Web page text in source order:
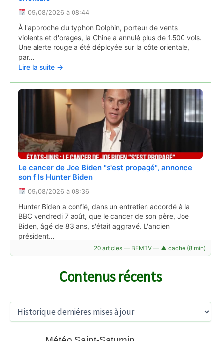
Pont-du-Château : l'incendie est toujours en cours,
et c'est normal expliquent les pompiers du Puy-de-
Dôme
07/08/2026 à 05:19
Deux jours après, l'incendie est toujours en cours dans
de Clermont-Ferrand. Les pompiers expliquent pourquoi
et demandent de ne plus les solliciter.
Lire la suite →
Mots fléchés, mots croisés, 7 différences...
l'agence d'attractivité de l'Allier lance son premier
cahier de jeux
06/08/2026 à 15:49
"Mes jeux bourbonnais", c'est le nom du cahier de jeux
vacances d'été 2026. Une manière de faire (re)découvrir
le territoire de manière ludique.
09/08/2026 à 08:44
À l'approche du typhon Dolphin, porteur de vents
violents et d'orages, la Chine a annulé plus de 1.500 vols.
Une alerte rouge a été déployée sur la côte orientale,
par…
Lire la suite →
Le cancer de Joe Biden "s'est propagé", annonce
son fils Hunter Biden
09/08/2026 à 08:36
Hunter Biden a confié, dans un entretien accordé à la
BBC vendredi 7 août, que le cancer de son père, Joe
Biden, âgé de 83 ans, s'était aggravé. L'ancien
président…
20 articles — BFMTV — ▲ cache (8 min)
Contenus récents